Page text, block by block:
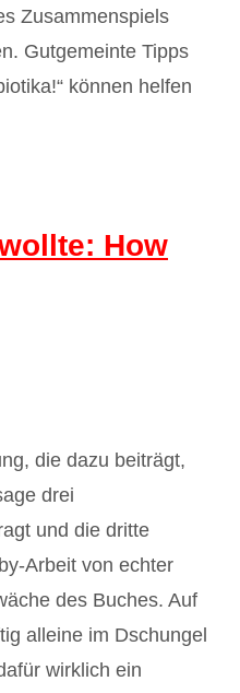
Zusammenspiels
Gutgemeinte Tipps
können helfen
How
die dazu beiträgt,
drei
und die dritte
Arbeit von echter
des Buches. Auf
alleine im Dschungel
wirklich ein